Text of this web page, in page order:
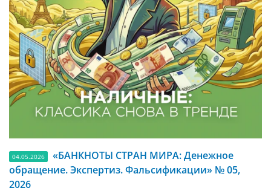
04.05.2026
«БАНКНОТЫ СТРАН МИРА: Денежное
обращение. Экспертиз. Фальсификации» № 05,
2026